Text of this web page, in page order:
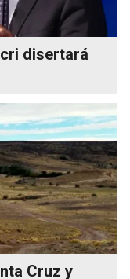
disertará
Cruz y